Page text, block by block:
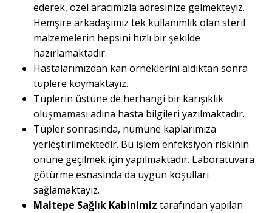
ederek, özel aracımızla adresinize gelmekteyiz.
Hemşire arkadaşımız tek kullanımlık olan steril
malzemelerin hepsini hızlı bir şekilde
hazırlamaktadır.
Hastalarımızdan kan örneklerini aldıktan sonra
tüplere koymaktayız.
Tüplerin üstüne de herhangi bir karışıklık
oluşmaması adına hasta bilgileri yazılmaktadır.
Tüpler sonrasında, numune kaplarımıza
yerleştirilmektedir. Bu işlem enfeksiyon riskinin
önüne geçilmek için yapılmaktadır. Laboratuvara
götürme esnasında da uygun koşulları
sağlamaktayız.
Maltepe Sağlık Kabinimiz tarafından yapılan